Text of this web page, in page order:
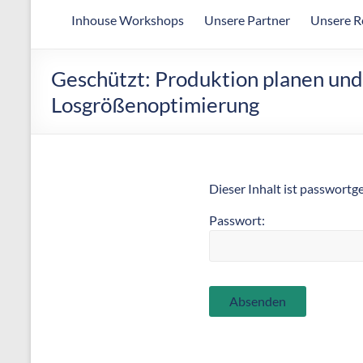
Inhouse Workshops Unsere Partner Unsere
Geschützt: Produktion planen
Losgrößenoptimierung
Dieser Inhalt ist
Passwort: